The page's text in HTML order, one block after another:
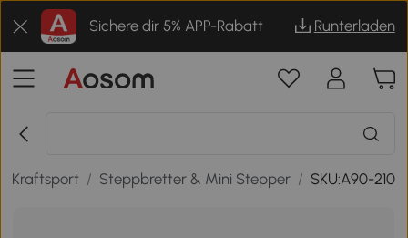
Sichere dir 5% APP-Rabatt Runterladen
Kraftsport / Steppbretter & Mini Stepper / SKU:A90-210